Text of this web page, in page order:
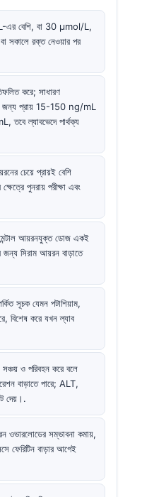
বেশি, বা 30 µmol/L,
সকালে রক্ত নেওয়ার পর
করে; সাধারণ
জন্য প্রায় 15-150 ng/mL
ল্যাবভেদে পার্থক্য
চেয়ে প্রায়ই বেশি
পুনরায় পরীক্ষা এবং
আয়রনযুক্ত ডোজ একই
জন্য সিরাম আয়রন বাড়াতে
সূচক যেমন পটাশিয়াম,
বিশেষ করে যখন ল্যাব
ও পরিবহন করে বলে
বাড়াতে পারে; ALT,
দেয়।.
ওভারলোডের সম্ভাবনা কমায়,
ফেরিটিন বাড়ার আগেই